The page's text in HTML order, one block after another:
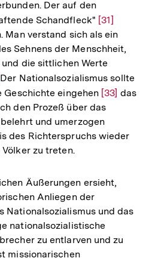
Fußnote Der auf den
Schandfleck" Zur
Auflösung
der
Fußnote
[31]
verstand sich als ein
Sehnens der Menschheit,
die sittlichen Werte
Der Nationalsozialismus sollte
Geschichte eingehen Zur
Auflösung
der
Fußnote
[33] das
den Prozeß über das
und umerzogen
des Richterspruchs wieder
zu treten.
Äußerungen ersieht,
Anliegen der
Nationalsozialismus und das
nationalsozialistische
zu entlarven und zu
missionarischen